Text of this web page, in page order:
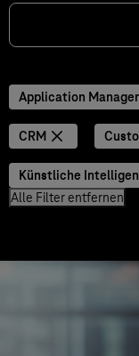
Application
CRM
Künstliche
Alle Filter entfernen